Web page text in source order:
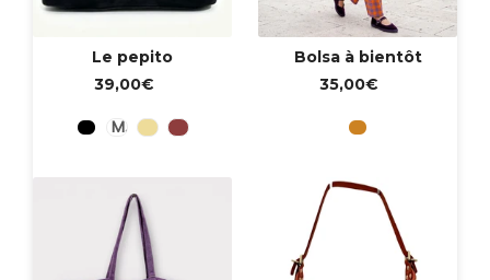
Le pepito
39,00€
NegroMarron
MARRON BeigeGranate
Bolsa à bientôt
35,00€
Naranja